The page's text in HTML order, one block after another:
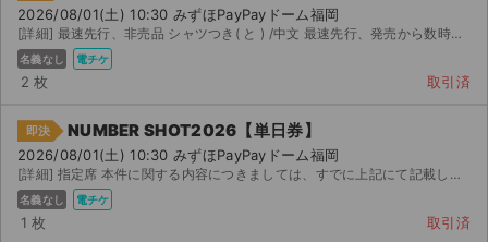
2026/08/01(土) 10:30 みずほPayPayドーム福岡
[詳細] 最速先行、非売品 シャツつき( と ) /中文 最速先行、発売から数時間以...
名義なし 電チケ
2 枚 取引済
即決 NUMBER SHOT2026【単日券】
2026/08/01(土) 10:30 みずほPayPayドーム福岡
[詳細] 指定席 本件に関する内容につきましては、すでに上記にて記載している説明がすべてとなっており、そ...
名義なし 電チケ
1 枚 取引済